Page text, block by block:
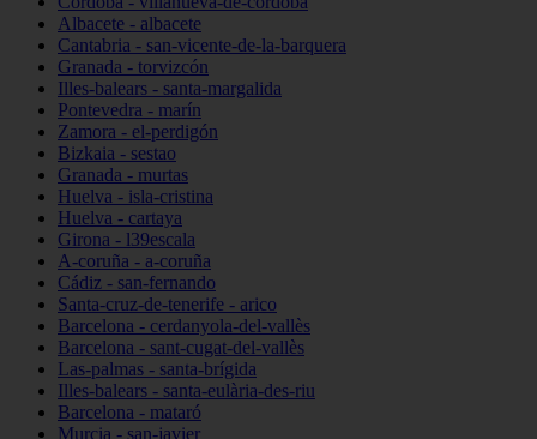
Albacete - albacete
Cantabria - san-vicente-de-la-barquera
Granada - torvizcón
Illes-balears - santa-margalida
Pontevedra - marín
Zamora - el-perdigón
Bizkaia - sestao
Granada - murtas
Huelva - isla-cristina
Huelva - cartaya
Girona - l39escala
A-coruña - a-coruña
Cádiz - san-fernando
Santa-cruz-de-tenerife - arico
Barcelona - cerdanyola-del-vallès
Barcelona - sant-cugat-del-vallès
Las-palmas - santa-brígida
Illes-balears - santa-eulària-des-riu
Barcelona - mataró
Murcia - san-javier